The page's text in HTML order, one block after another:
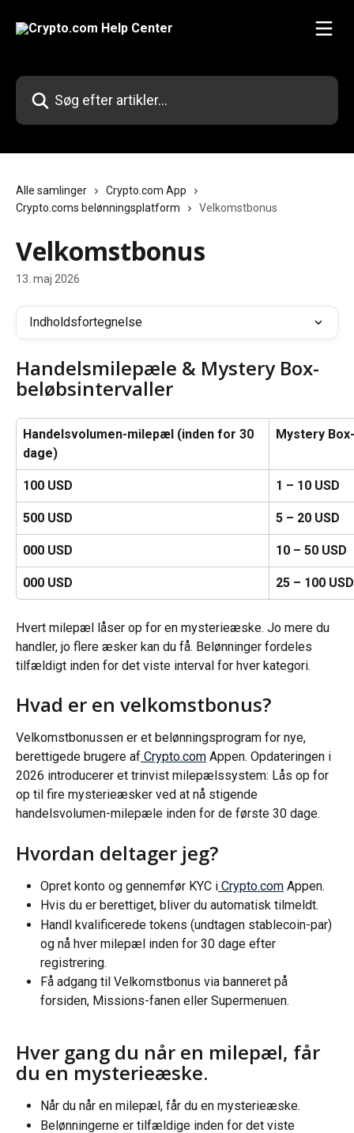
Søg efter artikler...
Alle samlinger
Crypto.com App
Crypto.coms belønningsplatform
Velkomstbonus
Velkomstbonus
13. maj 2026
Indholdsfortegnelse
Handelsmilepæle & Mystery Box-
beløbsintervaller
Handelsvolumen-milepæl (inden for 30
dage)
Mystery
100 USD 1 – 10 USD
500 USD 5 – 20 USD
000 USD 10 – 50 USD
000 USD 25 – 100 USD
Hvert milepæl låser op for en mysterieæske. Jo mere du
handler, jo flere æsker kan du få. Belønninger fordeles
tilfældigt inden for det viste interval for hver kategori.
Hvad er en velkomstbonus?
Velkomstbonussen er et belønningsprogram for nye,
berettigede brugere af Crypto.com Appen. Opdateringen i
2026 introducerer et trinvist milepælssystem: Lås op for
op til fire mysterieæsker ved at nå stigende
handelsvolumen-milepæle inden for de første 30 dage.
Hvordan deltager jeg?
Opret konto og gennemfør KYC i Crypto.com Appen.
Hvis du er berettiget, bliver du automatisk tilmeldt.
Handl kvalificerede tokens (undtagen stablecoin-par)
og nå hver milepæl inden for 30 dage efter
registrering.
Få adgang til Velkomstbonus via banneret på
forsiden, Missions-fanen eller Supermenuen.
Hver gang du når en milepæl, får
du en mysterieæske.
Når du når en milepæl, får du en mysterieæske.
Belønningerne er tilfældige inden for det viste